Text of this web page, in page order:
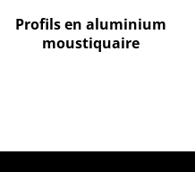
Profils en aluminium
moustiquaire